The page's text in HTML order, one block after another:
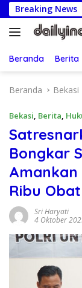
Langsung
ke
konten
Breaking News
Beranda Berita
Beranda Bekasi
Bekasi, Berita,
Bongkar
Amankan
Ribu
Sri Haryati
4 Oktober